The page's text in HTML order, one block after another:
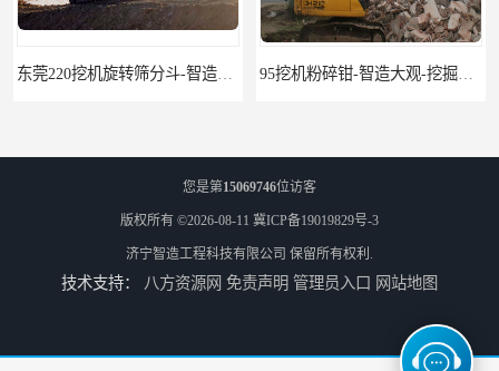
95挖机粉碎钳-智造大观-挖掘机钢筋分离钳
挖掘机除草机 315挖掘机割草机 智造大观 园林割草机 135挖掘机割草机 智造大观
您是第15069746位访客
版权所有 ©2026-08-11 冀ICP备19019829号-3
济宁智造工程科技有限公司 保留所有权利.
技术支持： 八方资源网 免责声明 管理员入口 网站地图